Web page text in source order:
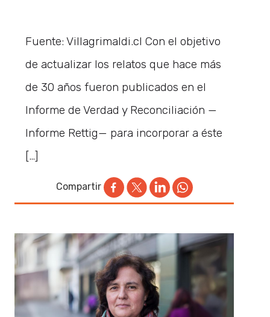
Fuente: Villagrimaldi.cl Con el objetivo
de actualizar los relatos que hace más
de 30 años fueron publicados en el
Informe de Verdad y Reconciliación —
Informe Rettig— para incorporar a éste
[…]
Compartir